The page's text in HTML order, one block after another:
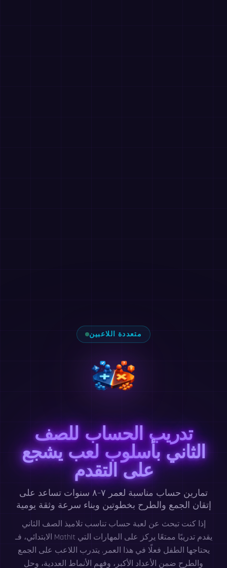
متعددة اللاعبين
تدريب الحساب للصف
الثاني بأسلوب لعب يشجع
على التقدم
تمارين حساب مناسبة لعمر ٧–٨ سنوات تساعد على
إتقان الجمع والطرح بخطوتين وبناء سرعة وثقة يومية
إذا كنت تبحث عن لعبة حساب تناسب تلاميذ الصف الثاني
الابتدائي، فـ MathIt يقدم تدريبًا ممتعًا يركز على المهارات التي
يحتاجها الطفل فعلًا في هذا العمر. يتدرب اللاعب على الجمع
والطرح ضمن الأعداد الأكبر، وفهم الأنماط العددية، وحل